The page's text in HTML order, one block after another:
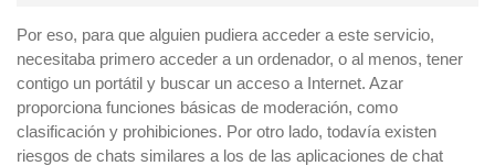
Por eso, para que alguien pudiera acceder a este servicio,
necesitaba primero acceder a un ordenador, o al menos, tener
contigo un portátil y buscar un acceso a Internet. Azar
proporciona funciones básicas de moderación, como
clasificación y prohibiciones. Por otro lado, todavía existen
riesgos de chats similares a los de las aplicaciones de chat